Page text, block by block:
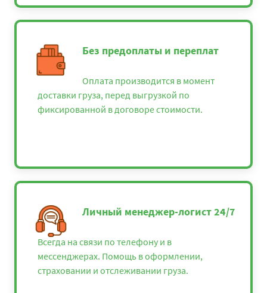
Без предоплаты и переплат
Оплата производится в момент
доставки груза, перед выгрузкой по
фиксированной в договоре стоимости.
Личный менеджер-логист 24/7
Всегда на связи по телефону и в
мессенджерах. Помощь в оформлении,
страховании и отслеживании груза.